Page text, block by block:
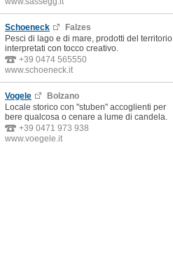
Schoeneck
Falzes
Pesci di lago e di mare, prodotti del territorio
interpretati con tocco creativo.
+39 0474 565550
www.schoeneck.it
Vogele
Bolzano
Locale storico con "stuben" accoglienti per
bere qualcosa o cenare a lume di candela.
+39 0471 973 938
www.voegele.it